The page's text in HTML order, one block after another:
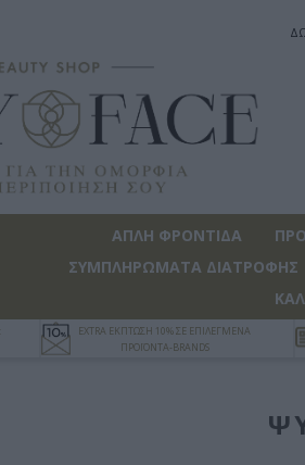
ΑΠΛΗ ΦΡΟΝΤΙΔΑ
ΣΥΜΠΛΗΡΩΜΑΤΑ ΔΙΑΤΡΟΦΗΣ
EXTRA ΕΚΠΤΩΣΗ 10% ΣΕ ΕΠΙΛΕΓΜΕΝΑ
ΠΡΟΪΟΝΤΑ-BRANDS